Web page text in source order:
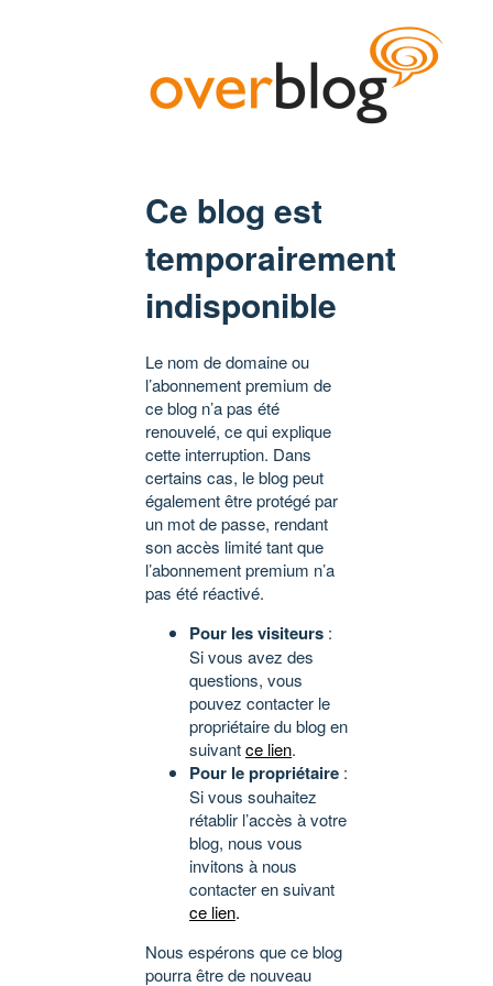
Ce blog est
temporairement
indisponible
Le nom de domaine ou
l’abonnement premium de
ce blog n’a pas été
renouvelé, ce qui explique
cette interruption. Dans
certains cas, le blog peut
également être protégé par
un mot de passe, rendant
son accès limité tant que
l’abonnement premium n’a
pas été réactivé.
Pour les visiteurs :
Si vous avez des
questions, vous
pouvez contacter le
propriétaire du blog en
suivantce lien.
Pour le propriétaire :
Si vous souhaitez
rétablir l’accès à votre
blog, nous vous
invitons à nous
contacter en suivant
ce lien.
Nous espérons que ce blog
pourra être de nouveau